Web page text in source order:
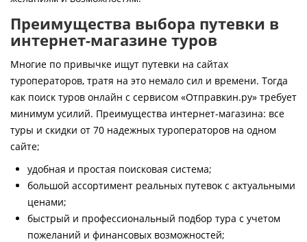
Преимущества выбора путевки в
интернет-магазине туров
Многие по привычке ищут путевки на сайтах
туроператоров, тратя на это немало сил и времени. Тогда
как поиск туров онлайн с сервисом «Отправкин.ру» требует
минимум усилий. Преимущества интернет-магазина: все
туры и скидки от 70 надежных туроператоров на одном
сайте;
удобная и простая поисковая система;
большой ассортимент реальных путевок с актуальными
ценами;
быстрый и профессиональный подбор тура с учетом
пожеланий и финансовых возможностей;